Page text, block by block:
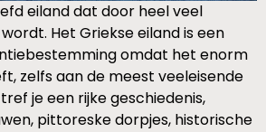
eiland dat door heel veel
Het Griekse eiland is een
omdat het enorm
zelfs aan de meest veeleisende
je een rijke geschiedenis,
pittoreske dorpjes, historische